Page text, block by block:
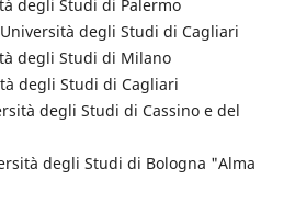
degli Studi di Palermo
degli Studi di Cagliari
degli Studi di Milano
degli Studi di Cagliari
degli Studi di Cassino e del
degli Studi di Bologna "Alma